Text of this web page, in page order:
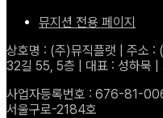
뮤지션 전용 페이지
상호명 : (주)뮤직플랫 | 주소
32길 55, 5층 | 대표 : 성하묵 |
사업자등록번호 : 676-81-
서울구로-2184호